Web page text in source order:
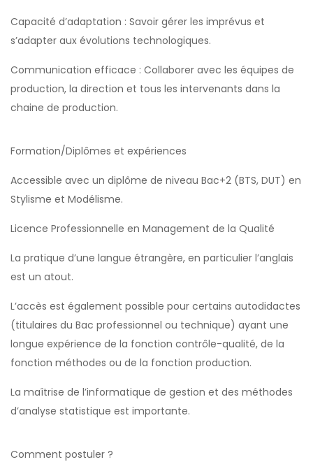
Capacité d’adaptation : Savoir gérer les imprévus et
s’adapter aux évolutions technologiques.
Communication efficace : Collaborer avec les équipes de
production, la direction et tous les intervenants dans la
chaine de production.
Formation/Diplômes et expériences
Accessible avec un diplôme de niveau Bac+2 (BTS, DUT) en
Stylisme et Modélisme.
Licence Professionnelle en Management de la Qualité
La pratique d’une langue étrangère, en particulier l’anglais
est un atout.
L’accès est également possible pour certains autodidactes
(titulaires du Bac professionnel ou technique) ayant une
longue expérience de la fonction contrôle-qualité, de la
fonction méthodes ou de la fonction production.
La maîtrise de l’informatique de gestion et des méthodes
d’analyse statistique est importante.
Comment postuler ?